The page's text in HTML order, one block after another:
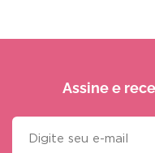
Assine e